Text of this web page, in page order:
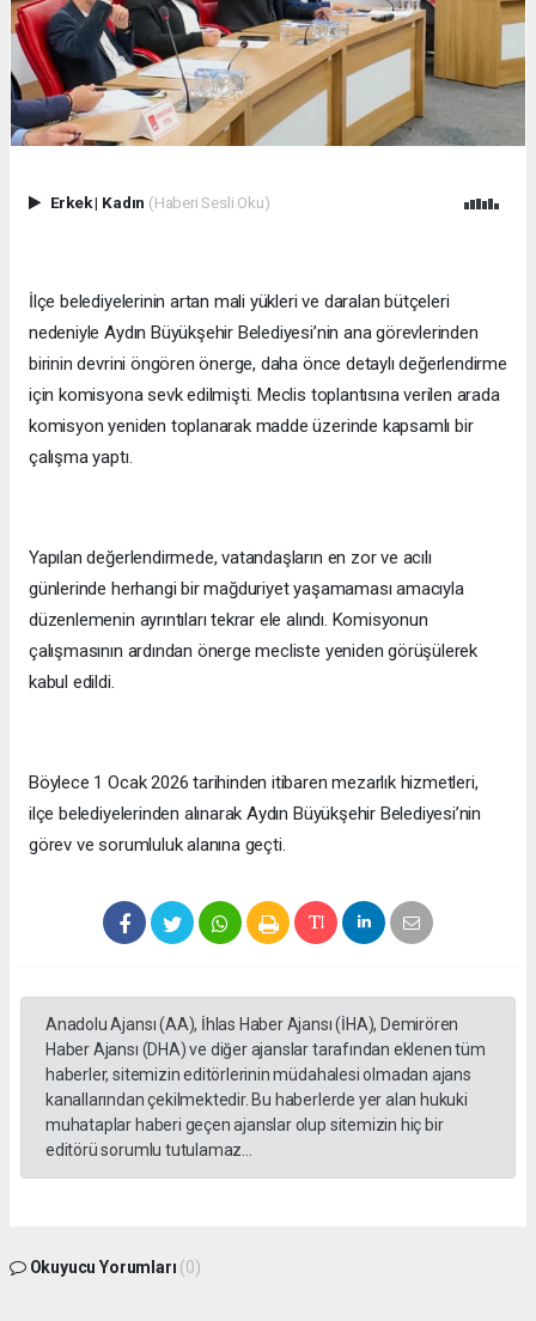
Erkek| Kadın (Haberi Sesli Oku)
İlçe belediyelerinin artan mali yükleri ve daralan bütçeleri
nedeniyle Aydın Büyükşehir Belediyesi’nin ana görevlerinden
birinin devrini öngören önerge, daha önce detaylı değerlendirme
için komisyona sevk edilmişti. Meclis toplantısına verilen arada
komisyon yeniden toplanarak madde üzerinde kapsamlı bir
çalışma yaptı.
Yapılan değerlendirmede, vatandaşların en zor ve acılı
günlerinde herhangi bir mağduriyet yaşamaması amacıyla
düzenlemenin ayrıntıları tekrar ele alındı. Komisyonun
çalışmasının ardından önerge mecliste yeniden görüşülerek
kabul edildi.
Böylece 1 Ocak 2026 tarihinden itibaren mezarlık hizmetleri,
ilçe belediyelerinden alınarak Aydın Büyükşehir Belediyesi’nin
görev ve sorumluluk alanına geçti.
Anadolu Ajansı (AA), İhlas Haber Ajansı (İHA), Demirören
Haber Ajansı (DHA) ve diğer ajanslar tarafından eklenen tüm
haberler, sitemizin editörlerinin müdahalesi olmadan ajans
kanallarından çekilmektedir. Bu haberlerde yer alan hukuki
muhataplar haberi geçen ajanslar olup sitemizin hiç bir
editörü sorumlu tutulamaz...
Okuyucu Yorumları (0)